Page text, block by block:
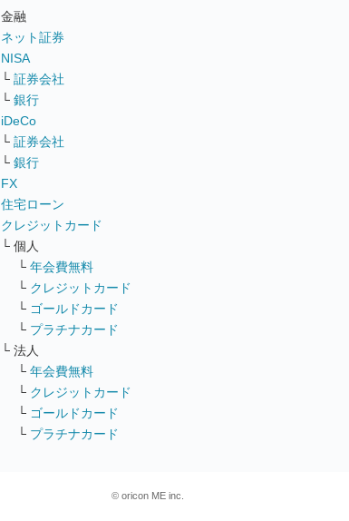
金融
ネット証券
NISA
└ 証券会社
└ 銀行
iDeCo
└ 証券会社
└ 銀行
FX
住宅ローン
クレジットカード
└ 個人
└ 年会費無料
└ クレジットカード
└ ゴールドカード
└ プラチナカード
└ 法人
└ 年会費無料
└ クレジットカード
└ ゴールドカード
└ プラチナカード
© oricon ME inc.